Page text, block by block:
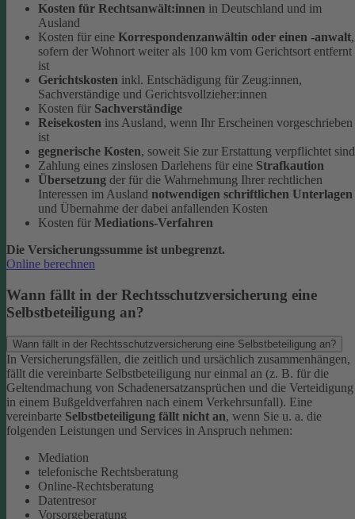
Kosten für Rechtsanwält:innen in Deutschland und im
Ausland
Kosten für eine Korrespondenzanwältin oder einen -anwalt,
sofern der Wohnort weiter als 100 km vom Gerichtsort entfernt
ist
Gerichtskosten inkl. Entschädigung für Zeug:innen,
Sachverständige und Gerichtsvollzieher:innen
Kosten für Sachverständige
Reisekosten ins Ausland, wenn Ihr Erscheinen vorgeschrieben
ist
gegnerische Kosten, soweit Sie zur Erstattung verpflichtet sind
Zahlung eines zinslosen Darlehens für eine Strafkaution
Übersetzung der für die Wahrnehmung Ihrer rechtlichen
Interessen im Ausland notwendigen schriftlichen Unterlagen
und Übernahme der dabei anfallenden Kosten
Kosten für Mediations-Verfahren
Die Versicherungssumme ist unbegrenzt.
Online berechnen
Wann fällt in der Rechtsschutzversicherung eine
Selbstbeteiligung an?
Wann fällt in der Rechtsschutzversicherung eine Selbstbeteiligung an?
In Versicherungsfällen, die zeitlich und ursächlich zusammenhängen,
fällt die vereinbarte Selbstbeteiligung nur einmal an (z. B. für die
Geltendmachung von Schadenersatzansprüchen und die Verteidigung
in einem Bußgeldverfahren nach einem Verkehrsunfall). Eine
vereinbarte Selbstbeteiligung fällt nicht an, wenn Sie u. a. die
folgenden Leistungen und Services in Anspruch nehmen:
Mediation
telefonische Rechtsberatung
Online-Rechtsberatung
Datentresor
Vorsorgeberatung